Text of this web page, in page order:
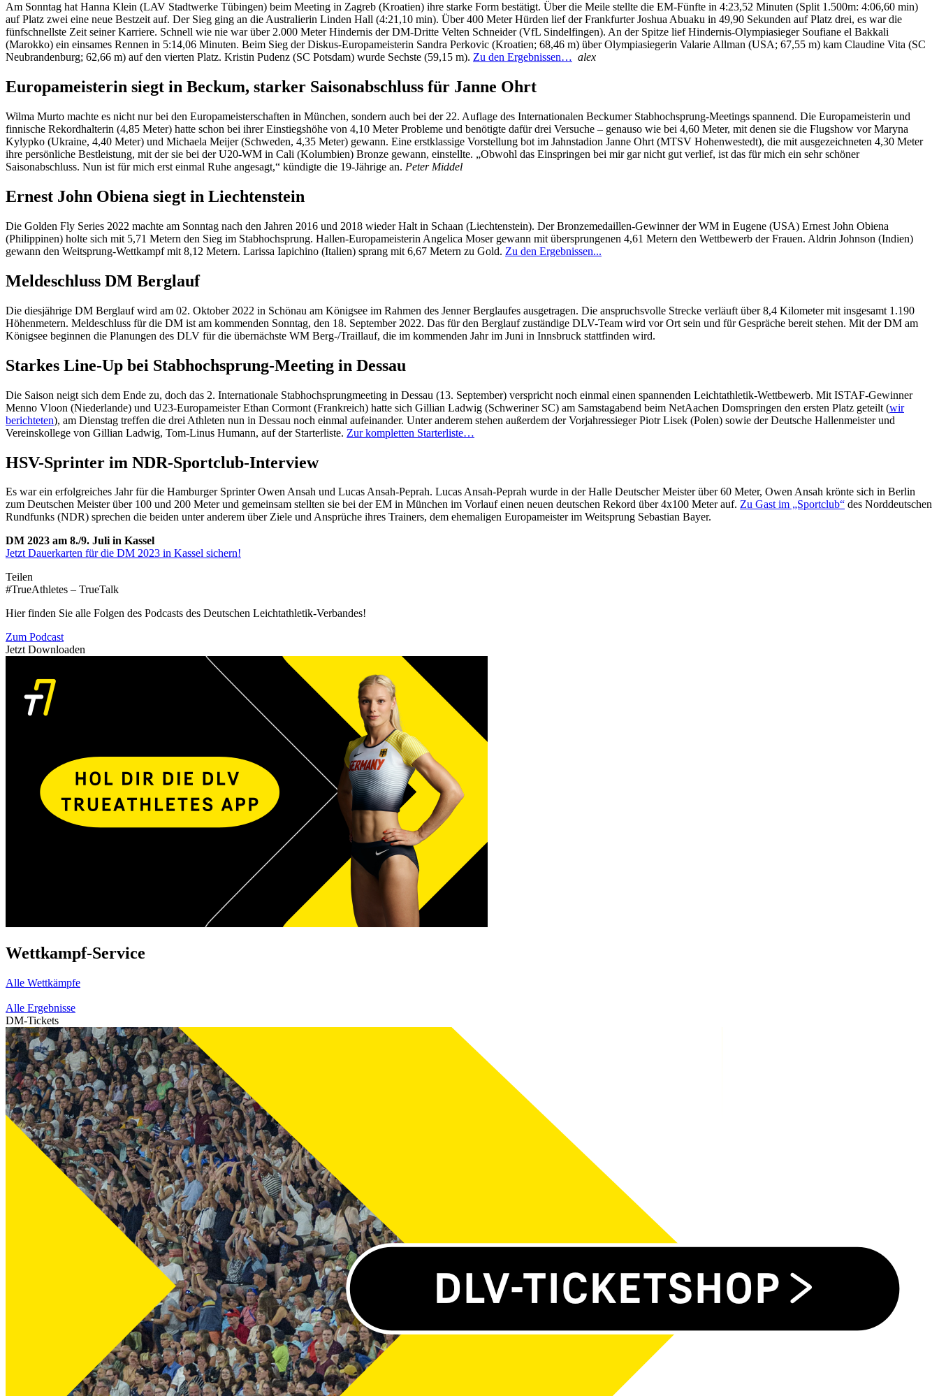
Am Sonntag hat Hanna Klein (LAV Stadtwerke Tübingen) beim Meeting in Zagreb (Kroatien) ihre starke Form bestätigt. Über die Meile stellte die EM-Fünfte in 4:23,52 Minuten (Split 1.500m: 4:06,60 min)
auf Platz zwei eine neue Bestzeit auf. Der Sieg ging an die Australierin Linden Hall (4:21,10 min). Über 400 Meter Hürden lief der Frankfurter Joshua Abuaku in 49,90 Sekunden auf Platz drei, es war die
fünfschnellste Zeit seiner Karriere. Schnell wie nie war über 2.000 Meter Hindernis der DM-Dritte Velten Schneider (VfL Sindelfingen). An der Spitze lief Hindernis-Olympiasieger Soufiane el Bakkali
(Marokko) ein einsames Rennen in 5:14,06 Minuten. Beim Sieg der Diskus-Europameisterin Sandra Perkovic (Kroatien; 68,46 m) über Olympiasiegerin Valarie Allman (USA; 67,55 m) kam Claudine Vita (SC
Neubrandenburg; 62,66 m) auf den vierten Platz. Kristin Pudenz (SC Potsdam) wurde Sechste (59,15 m). Zu den Ergebnissen… alex
Europameisterin siegt in Beckum, starker Saisonabschluss für Janne Ohrt
Wilma Murto machte es nicht nur bei den Europameisterschaften in München, sondern auch bei der 22. Auflage des Internationalen Beckumer Stabhochsprung-Meetings spannend. Die Europameisterin und
finnische Rekordhalterin (4,85 Meter) hatte schon bei ihrer Einstiegshöhe von 4,10 Meter Probleme und benötigte dafür drei Versuche – genauso wie bei 4,60 Meter, mit denen sie die Flugshow vor Maryna
Kylypko (Ukraine, 4,40 Meter) und Michaela Meijer (Schweden, 4,35 Meter) gewann. Eine erstklassige Vorstellung bot im Jahnstadion Janne Ohrt (MTSV Hohenwestedt), die mit ausgezeichneten 4,30 Meter
ihre persönliche Bestleistung, mit der sie bei der U20-WM in Cali (Kolumbien) Bronze gewann, einstellte. „Obwohl das Einspringen bei mir gar nicht gut verlief, ist das für mich ein sehr schöner
Saisonabschluss. Nun ist für mich erst einmal Ruhe angesagt,“ kündigte die 19-Jährige an. Peter Middel
Ernest John Obiena siegt in Liechtenstein
Die Golden Fly Series 2022 machte am Sonntag nach den Jahren 2016 und 2018 wieder Halt in Schaan (Liechtenstein). Der Bronzemedaillen-Gewinner der WM in Eugene (USA) Ernest John Obiena
(Philippinen) holte sich mit 5,71 Metern den Sieg im Stabhochsprung. Hallen-Europameisterin Angelica Moser gewann mit übersprungenen 4,61 Metern den Wettbewerb der Frauen. Aldrin Johnson (Indien)
gewann den Weitsprung-Wettkampf mit 8,12 Metern. Larissa Iapichino (Italien) sprang mit 6,67 Metern zu Gold. Zu den Ergebnissen...
Meldeschluss DM Berglauf
Die diesjährige DM Berglauf wird am 02. Oktober 2022 in Schönau am Königsee im Rahmen des Jenner Berglaufes ausgetragen. Die anspruchsvolle Strecke verläuft über 8,4 Kilometer mit insgesamt 1.190
Höhenmetern. Meldeschluss für die DM ist am kommenden Sonntag, den 18. September 2022. Das für den Berglauf zuständige DLV-Team wird vor Ort sein und für Gespräche bereit stehen. Mit der DM am
Königsee beginnen die Planungen des DLV für die übernächste WM Berg-/Traillauf, die im kommenden Jahr im Juni in Innsbruck stattfinden wird.
Starkes Line-Up bei Stabhochsprung-Meeting in Dessau
Die Saison neigt sich dem Ende zu, doch das 2. Internationale Stabhochsprungmeeting in Dessau (13. September) verspricht noch einmal einen spannenden Leichtathletik-Wettbewerb. Mit ISTAF-Gewinner
Menno Vloon (Niederlande) und U23-Europameister Ethan Cormont (Frankreich) hatte sich Gillian Ladwig (Schweriner SC) am Samstagabend beim NetAachen Domspringen den ersten Platz geteilt (wir
berichteten), am Dienstag treffen die drei Athleten nun in Dessau noch einmal aufeinander. Unter anderem stehen außerdem der Vorjahressieger Piotr Lisek (Polen) sowie der Deutsche Hallenmeister und
Vereinskollege von Gillian Ladwig, Tom-Linus Humann, auf der Starterliste. Zur kompletten Starterliste…
HSV-Sprinter im NDR-Sportclub-Interview
Es war ein erfolgreiches Jahr für die Hamburger Sprinter Owen Ansah und Lucas Ansah-Peprah. Lucas Ansah-Peprah wurde in der Halle Deutscher Meister über 60 Meter, Owen Ansah krönte sich in Berlin
zum Deutschen Meister über 100 und 200 Meter und gemeinsam stellten sie bei der EM in München im Vorlauf einen neuen deutschen Rekord über 4x100 Meter auf. Zu Gast im „Sportclub“ des Norddeutschen
Rundfunks (NDR) sprechen die beiden unter anderem über Ziele und Ansprüche ihres Trainers, dem ehemaligen Europameister im Weitsprung Sebastian Bayer.
DM 2023 am 8./9. Juli in Kassel
Jetzt Dauerkarten für die DM 2023 in Kassel sichern!
Teilen
#TrueAthletes – TrueTalk
Hier finden Sie alle Folgen des Podcasts des Deutschen Leichtathletik-Verbandes!
Zum Podcast
Jetzt Downloaden
Wettkampf-Service
Alle Wettkämpfe
Alle Ergebnisse
DM-Tickets